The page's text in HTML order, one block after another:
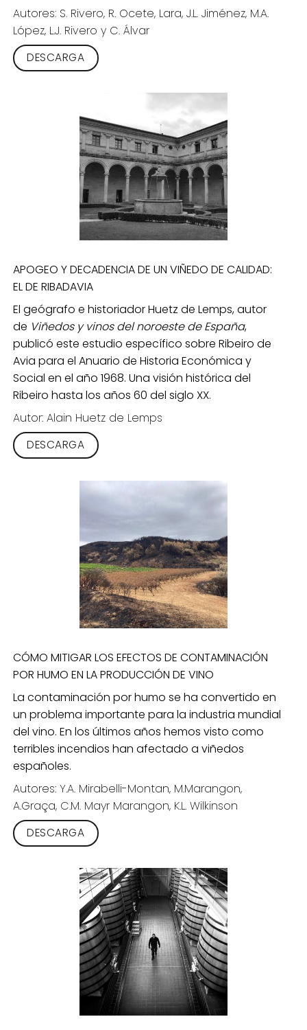
Autores: S. Rivero, R. Ocete, Lara, J.L. Jiménez, M.A.
López, L.J. Rivero y C. Álvar
DESCARGA
APOGEO Y DECADENCIA DE UN VIÑEDO DE CALIDAD:
EL DE RIBADAVIA
El geógrafo e historiador Huetz de Lemps, autor
de Viñedos y vinos del noroeste de España,
publicó este estudio específico sobre Ribeiro de
Avia para el Anuario de Historia Económica y
Social en el año 1968. Una visión histórica del
Ribeiro hasta los años 60 del siglo XX.
Autor: Alain Huetz de Lemps
DESCARGA
CÓMO MITIGAR LOS EFECTOS DE CONTAMINACIÓN
POR HUMO EN LA PRODUCCIÓN DE VINO
La contaminación por humo se ha convertido en
un problema importante para la industria mundial
del vino. En los últimos años hemos visto como
terribles incendios han afectado a viñedos
españoles.
Autores: Y.A. Mirabelli-Montan, M.Marangon,
A.Graça, C.M. Mayr Marangon, K.L. Wilkinson
DESCARGA